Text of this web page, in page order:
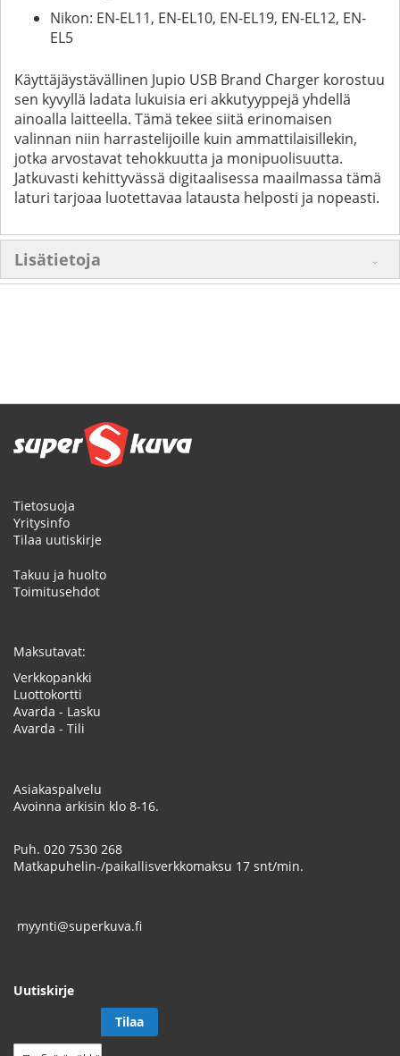
Nikon: EN-EL11, EN-EL10, EN-EL19, EN-EL12, EN-
EL5
Käyttäjäystävällinen Jupio USB Brand Charger korostuu
sen kyvyllä ladata lukuisia eri akkutyyppejä yhdellä
ainoalla laitteella. Tämä tekee siitä erinomaisen
valinnan niin harrastelijoille kuin ammattilaisillekin,
jotka arvostavat tehokkuutta ja monipuolisuutta.
Jatkuvasti kehittyvässä digitaalisessa maailmassa tämä
laturi tarjoaa luotettavaa latausta helposti ja nopeasti.
Lisätietoja
Tietosuoja
Yritysinfo
Tilaa uutiskirje
Takuu ja huolto
Toimitusehdot
Maksutavat:
Verkkopankki
Luottokortti
Avarda - Lasku
Avarda - Tili
Asiakaspalvelu
Avoinna arkisin klo 8-16.
Puh. 020 7530 268
Matkapuhelin-/paikallisverkkomaksu 17 snt/min.
myynti@superkuva.fi
Uutiskirje
Tilaa
Tilaa